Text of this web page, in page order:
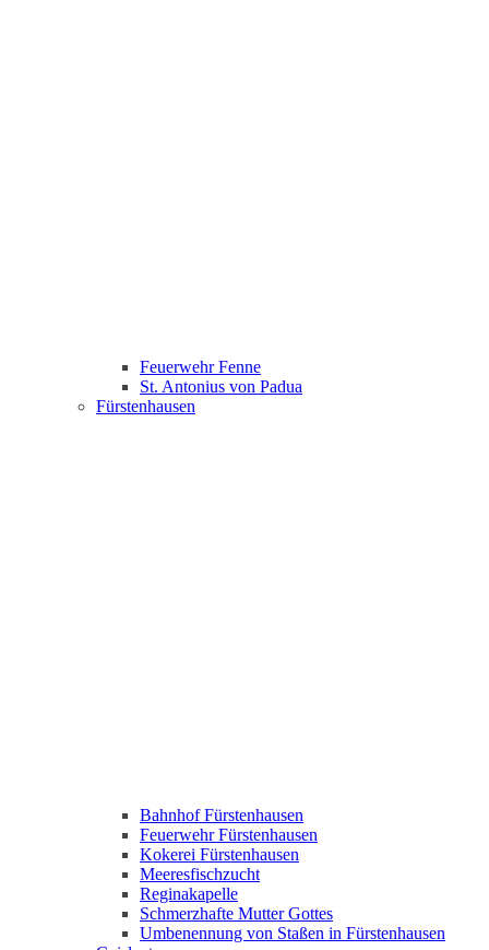
Feuerwehr Fenne
St. Antonius von Padua
Fürstenhausen
Bahnhof Fürstenhausen
Feuerwehr Fürstenhausen
Kokerei Fürstenhausen
Meeresfischzucht
Reginakapelle
Schmerzhafte Mutter Gottes
Umbenennung von Staßen in Fürstenhausen